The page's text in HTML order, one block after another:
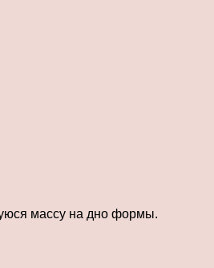
массу на дно формы.